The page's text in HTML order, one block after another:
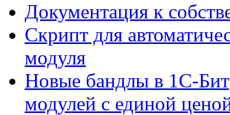
Документация к
Скрипт для
модуля
Новые бандлы в 1С-
модулей с единой